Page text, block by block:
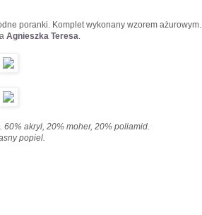
poranki. Komplet wykonany wzorem ażurowym.
Agnieszka Teresa.
60% akryl, 20% moher, 20% poliamid.
popiel.